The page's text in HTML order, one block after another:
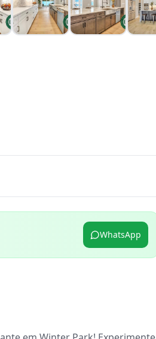
WhatsApp